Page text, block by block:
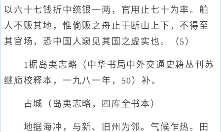
以六十七钱折中统银一两，官用止七十为率。舶
人不贩其地，惟偷贩之舟止于断山上下，不得至
其官场，恐中国人窥见其国之虚实也。（5）
1据岛夷志略（中华书局中外交通史籍丛刊苏
继庼校释本，一九八一年，50）补。
占城（岛夷志略，四库全书本）
地据海冲，与新、旧州为邻。气候乍热。田